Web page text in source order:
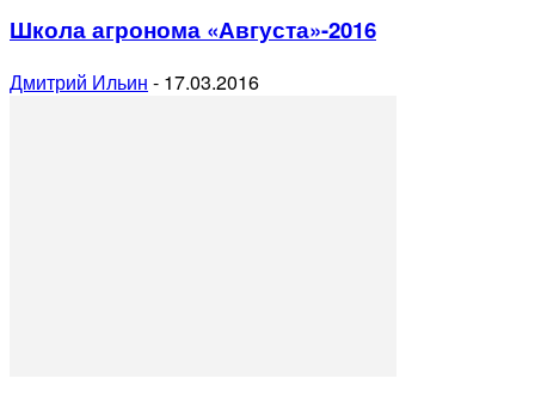
Школа агронома «Августа»-2016
Дмитрий Ильин - 17.03.2016